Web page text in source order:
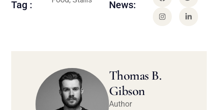
Tag :
News:
Thomas B.
Gibson
Author